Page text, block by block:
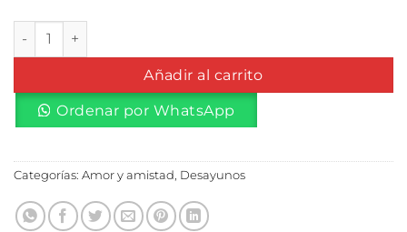
Desayuno en Mesita para celebrar el Amor cantidad
Añadir al carrito
Ordenar por WhatsApp
Categorías: Amor y amistad Desayunos